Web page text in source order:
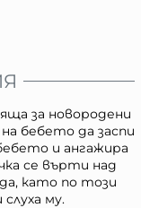
за новородени
бебето да заспи
и ангажира
се върти над
като по този
му.